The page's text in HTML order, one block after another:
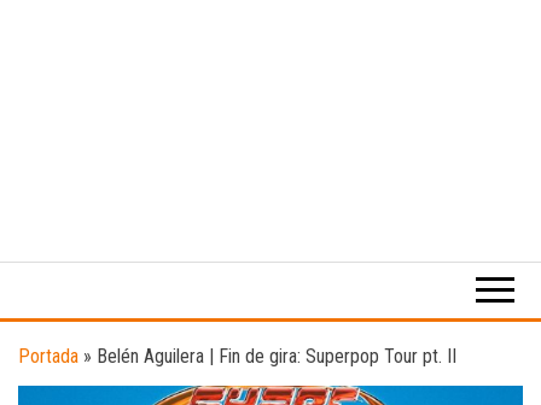
digital
el
deporte y
la
Portada » Belén Aguilera | Fin de gira: Superpop Tour pt. II